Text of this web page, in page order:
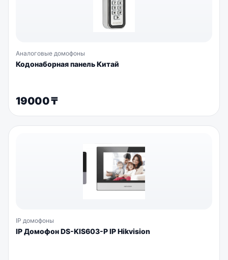
Аналоговые домофоны
Кодонаборная панель Китай
19000₸
IP домофоны
IP Домофон DS-KIS603-P IP Hikvision